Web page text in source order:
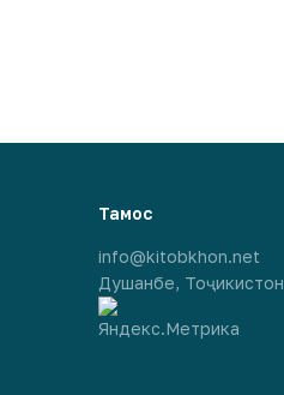
Тамос
info@kitobkhon.net
Душанбе, Тоҷикистон